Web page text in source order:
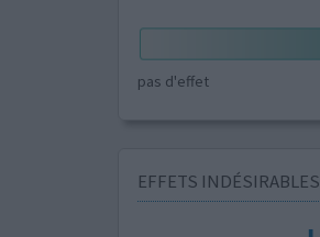
pas d'effet
EFFETS INDÉSIRABLES